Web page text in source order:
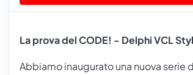
La prova del CODE! - Delphi VCL
Abbiamo inaugurato una nuova